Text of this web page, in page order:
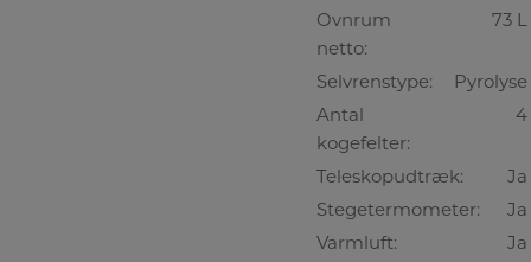
Ovnrum
netto:
73 L
Selvrenstype:
Pyrolyse
Antal
kogefelter:
4
Teleskopudtræk:
Ja
Stegetermometer:
Ja
Varmluft:
Ja